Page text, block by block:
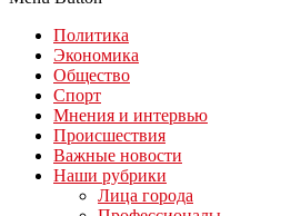
Политика
Экономика
Общество
Спорт
Мнения и интервью
Происшествия
Важные новости
Наши рубрики
Лица города